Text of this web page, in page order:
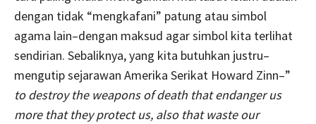
dengan tidak “mengkafani” patung atau simbol
agama lain–dengan maksud agar simbol kita terlihat
sendirian. Sebaliknya, yang kita butuhkan justru–
mengutip sejarawan Amerika Serikat Howard Zinn–”
to destroy the weapons of death that endanger us
more that they protect us, also that waste our